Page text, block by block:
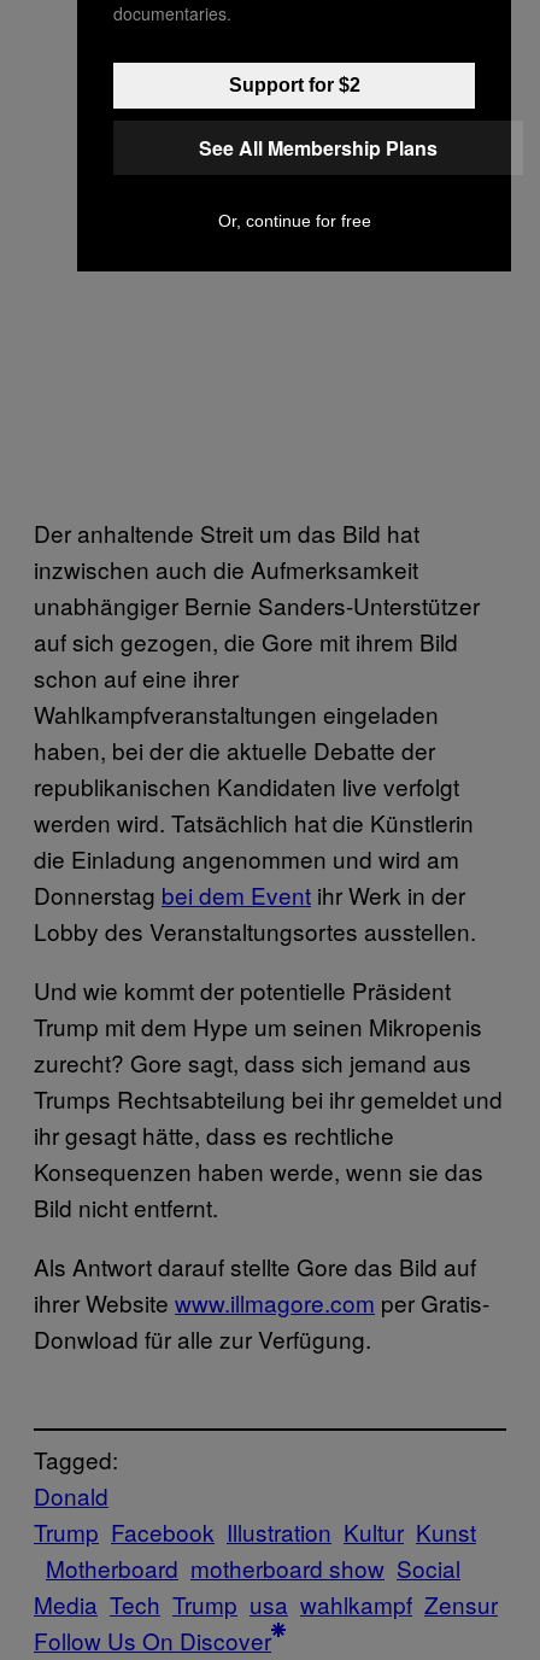
Der anhaltende Streit um das Bild hat
inzwischen auch die Aufmerksamkeit
unabhängiger Bernie Sanders-Unterstützer
auf sich gezogen, die Gore mit ihrem Bild
schon auf eine ihrer
Wahlkampfveranstaltungen eingeladen
haben, bei der die aktuelle Debatte der
republikanischen Kandidaten live verfolgt
werden wird. Tatsächlich hat die Künstlerin
die Einladung angenommen und wird am
Donnerstag bei dem Event ihr Werk in der
Lobby des Veranstaltungsortes ausstellen.
Und wie kommt der potentielle Präsident
Trump mit dem Hype um seinen Mikropenis
zurecht? Gore sagt, dass sich jemand aus
Trumps Rechtsabteilung bei ihr gemeldet und
ihr gesagt hätte, dass es rechtliche
Konsequenzen haben werde, wenn sie das
Bild nicht entfernt.
Als Antwort darauf stellte Gore das Bild auf
ihrer Website www.illmagore.com per Gratis-
Donwload für alle zur Verfügung.
Tagged:
Donald
Trump Facebook Illustration Kultur Kunst
Motherboard motherboard show Social
Media Tech Trump usa wahlkampf Zensur
Follow Us On Discover
documentaries.
Support for $2
See All Membership Plans
Or, continue for free